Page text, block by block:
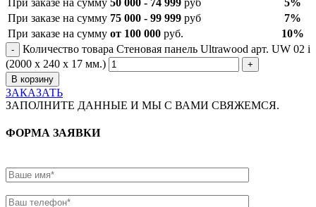
При заказе на сумму 50 000 - 74 999 руб
5%
При заказе на сумму 75 000 - 99 999 руб
7%
При заказе на сумму от 100 000 руб.
10%
Количество товара Стеновая панель Ultrawood арт. UW 02 i
(2000 х 240 х 17 мм.)
В корзину
ЗАКАЗАТЬ
ЗАПОЛНИТЕ ДАННЫЕ И МЫ С ВАМИ СВЯЖЕМСЯ.
ФОРМА ЗАЯВКИ